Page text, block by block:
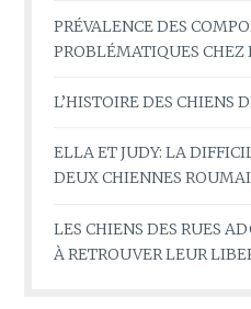
PRÉVALENCE DES
PROBLÉMATIQUES CHEZ
L’HISTOIRE DES CHIENS
ELLA ET JUDY: LA
DEUX CHIENNES
LES CHIENS DES RUES
À RETROUVER LEUR